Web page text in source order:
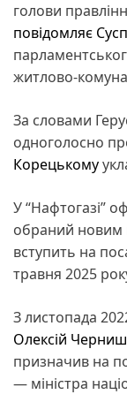
голови
повідомляє
житлово-
За словами
одноголосно
Корецькому
У “Нафтогазі”
обраний новим
вступить на
травня 2025
З листопада
Олексій
призначив на
— міністра